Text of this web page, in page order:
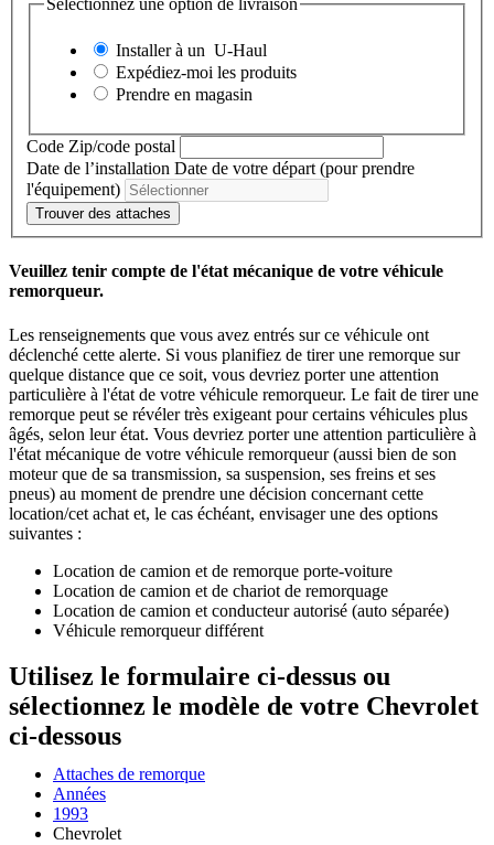
Sélectionnez une option de livraison
Installer à un U-Haul
Expédiez-moi les produits
Prendre en magasin
Code Zip/code postal
Date de l’installation Date de votre départ (pour prendre
l'équipement)
Trouver des attaches
Veuillez tenir compte de l'état mécanique de votre véhicule
remorqueur.
Les renseignements que vous avez entrés sur ce véhicule ont
déclenché cette alerte. Si vous planifiez de tirer une remorque sur
quelque distance que ce soit, vous devriez porter une attention
particulière à l'état de votre véhicule remorqueur. Le fait de tirer une
remorque peut se révéler très exigeant pour certains véhicules plus
âgés, selon leur état. Vous devriez porter une attention particulière à
l'état mécanique de votre véhicule remorqueur (aussi bien de son
moteur que de sa transmission, sa suspension, ses freins et ses
pneus) au moment de prendre une décision concernant cette
location/cet achat et, le cas échéant, envisager une des options
suivantes :
Location de camion et de remorque porte-voiture
Location de camion et de chariot de remorquage
Location de camion et conducteur autorisé (auto séparée)
Véhicule remorqueur différent
Utilisez le formulaire ci-dessus ou
sélectionnez le modèle de votre Chevrolet
ci-dessous
Attaches de remorque
Années
1993
Chevrolet